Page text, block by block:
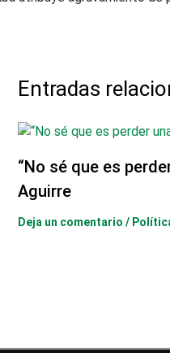
Entradas
“No sé que es
Aguirre
Deja un comentario /